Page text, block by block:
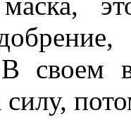
В своем
силу,